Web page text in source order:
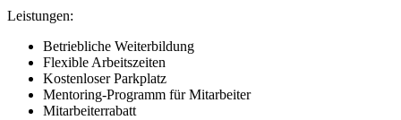
Leistungen:
Betriebliche Weiterbildung
Flexible Arbeitszeiten
Kostenloser Parkplatz
Mentoring-Programm für Mitarbeiter
Mitarbeiterrabatt